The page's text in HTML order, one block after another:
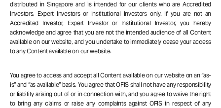
distributed in Singapore and is intended for our clients who are Accredited
Investors, Expert Investors or Institutional Investors only. If you are not an
Accredited Investor, Expert Investor or Institutional Investor, you hereby
acknowledge and agree that you are not the intended audience of all Content
available on our website, and you undertake to immediately cease your access
to any Content available on our website.
You agree to access and accept all Content available on our website on an “as-
is” and “as available” basis. You agree that OFIS shall not have any responsibility
or liability arising out of or in connection with, and you agree to waive the right
to bring any claims or raise any complaints against OFIS in respect of any